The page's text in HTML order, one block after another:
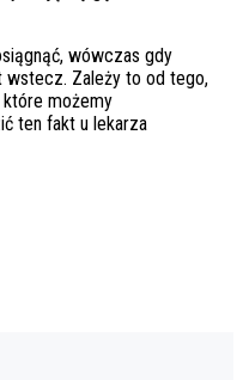
wówczas gdy
wstecz. Zależy to od tego,
możemy
ten fakt u lekarza